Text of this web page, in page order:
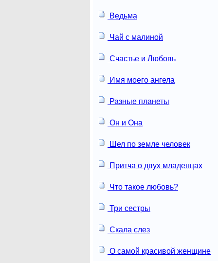
Ведьма
Чай с малиной
Счастье и Любовь
Имя моего ангела
Разные планеты
Он и Она
Шел по земле человек
Притча о двух младенцах
Что такое любовь?
Три сестры
Скала слез
О самой красивой женщине